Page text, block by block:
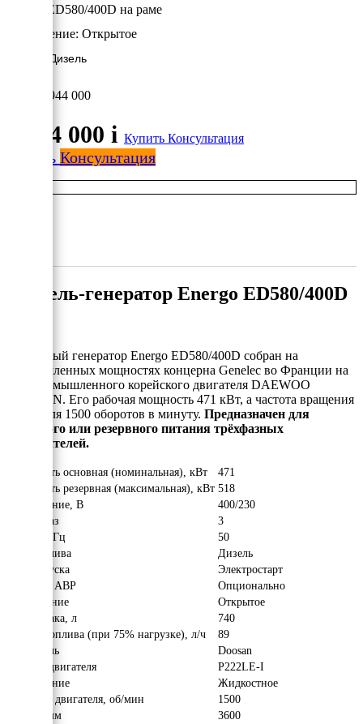
Energo ED580/400D на раме
Исполнение: Открытое
471 кВт/Дизель
3 944 000
3 944 000 i Купить Консультация
Купить Консультация
Дизель-генератор Energo ED580/400D
Дизельный генератор Energo ED580/400D собран на
промышленных мощностях концерна Genelec во Франции на
базе промышленного корейского двигателя DAEWOO
DOOSAN. Его рабочая мощность 471 кВт, а частота вращения
двигателя 1500 оборотов в минуту. Предназначен для
основного или резервного питания трёхфазных
потребителей.
Мощность основная (номинальная), кВт
471
Мощность резервная (максимальная), кВт 518
Напряжение, В
400/230
Число фаз
3
Частота, Гц
50
Вид топлива
Дизель
Тип запуска
Электростарт
Наличие АВР
Опционально
Исполнение
Открытое
Объём бака, л
740
Расход топлива (при 75% нагрузке), л/ч
89
Двигатель
Doosan
Модель двигателя
P222LE-I
Охлаждение
Жидкостное
Обороты двигателя, об/мин
1500
Длина, мм
3600